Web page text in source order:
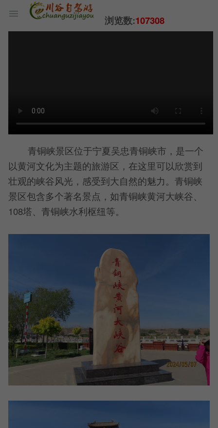
浏览数:107308
青铜峡景区位于宁夏吴忠青铜峡市，是一个
以黄河文化为主题的旅游区，在这里可以欣赏到
壮观的峡谷风光，感受到大自然的魅力。青铜峡
景区包含多个著名景点，如青铜峡黄河大峡谷、
108塔、青铜峡水利枢纽等。